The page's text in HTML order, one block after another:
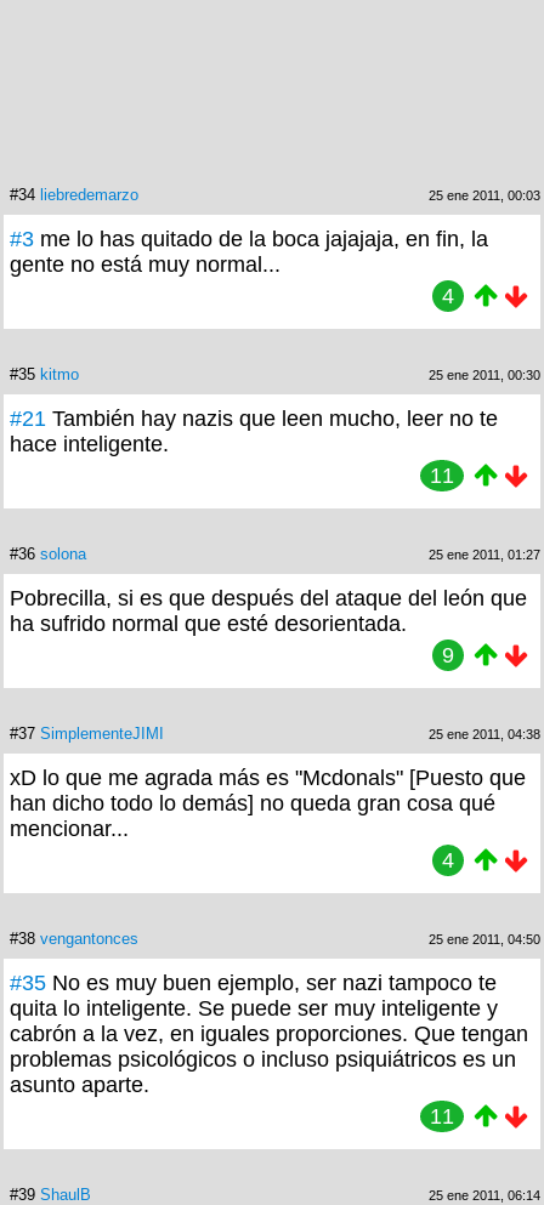
#34 liebredemarzo 25 ene 2011, 00:03
#3 me lo has quitado de la boca jajajaja, en fin, la
gente no está muy normal...
4
#35 kitmo 25 ene 2011, 00:30
#21 También hay nazis que leen mucho, leer no te
hace inteligente.
11
#36 solona 25 ene 2011, 01:27
Pobrecilla, si es que después del ataque del león que
ha sufrido normal que esté desorientada.
9
#37 SimplementeJIMI 25 ene 2011, 04:38
xD lo que me agrada más es "Mcdonals" [Puesto que
han dicho todo lo demás] no queda gran cosa qué
mencionar...
4
#38 vengantonces 25 ene 2011, 04:50
#35 No es muy buen ejemplo, ser nazi tampoco te
quita lo inteligente. Se puede ser muy inteligente y
cabrón a la vez, en iguales proporciones. Que tengan
problemas psicológicos o incluso psiquiátricos es un
asunto aparte.
11
#39 ShaulB 25 ene 2011, 06:14